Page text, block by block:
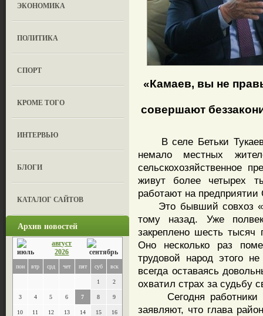
ЭКОНОМИКА
ПОЛИТИКА
СПОРТ
КРОМЕ ТОГО
ИНТЕРВЬЮ
БЛОГИ
КАТАЛОГ САЙТОВ
Архив новостей
август
2026
пон втр срд чет пят суб вск
1 2
3 4 5 6 7 8 9
10 11 12 13 14 15 16
«Камаев, вы не
совершают
В селе Бетьки
немало местных
сельскохозяйственное
живут более четырех
работают на
Это бывший совхоз
тому назад. Уже
закреплено шесть тысяч
Оно несколько раз
трудовой народ этого
всегда оставаясь
охватил страх за судьбу
Сегодня работники
заявляют, что глава